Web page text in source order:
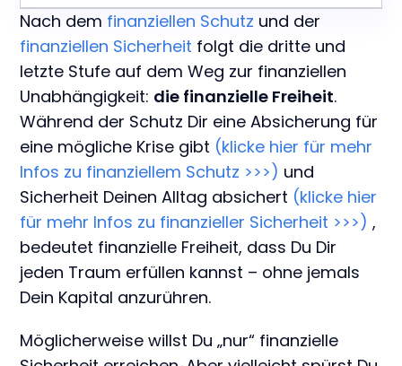
Nach dem finanziellen Schutz und der
finanziellen Sicherheit folgt die dritte und
letzte Stufe auf dem Weg zur finanziellen
Unabhängigkeit: die finanzielle Freiheit.
Während der Schutz Dir eine Absicherung für
eine mögliche Krise gibt (klicke hier für mehr
Infos zu finanziellem Schutz >>>) und
Sicherheit Deinen Alltag absichert (klicke hier
für mehr Infos zu finanzieller Sicherheit >>>) ,
bedeutet finanzielle Freiheit, dass Du Dir
jeden Traum erfüllen kannst – ohne jemals
Dein Kapital anzurühren.
Möglicherweise willst Du „nur“ finanzielle